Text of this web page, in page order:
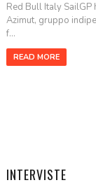
Red Bull Italy SailGP
Azimut, gruppo
f...
READ MORE
INTERVISTE